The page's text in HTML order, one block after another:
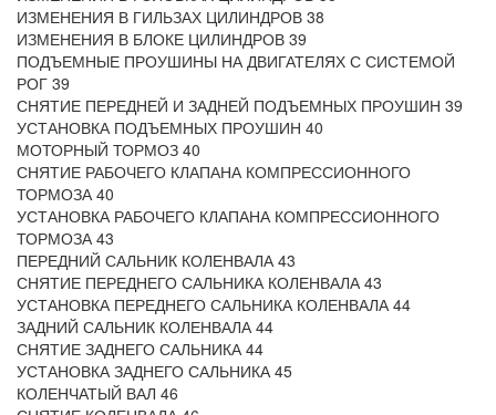
ИЗМЕНЕНИЯ В ГИЛЬЗАХ ЦИЛИНДРОВ 38
ИЗМЕНЕНИЯ В БЛОКЕ ЦИЛИНДРОВ 39
ПОДЪЕМНЫЕ ПРОУШИНЫ НА ДВИГАТЕЛЯХ С СИСТЕМОЙ
РОГ 39
СНЯТИЕ ПЕРЕДНЕЙ И ЗАДНЕЙ ПОДЪЕМНЫХ ПРОУШИН 39
УСТАНОВКА ПОДЪЕМНЫХ ПРОУШИН 40
МОТОРНЫЙ ТОРМОЗ 40
СНЯТИЕ РАБОЧЕГО КЛАПАНА КОМПРЕССИОННОГО
ТОРМОЗА 40
УСТАНОВКА РАБОЧЕГО КЛАПАНА КОМПРЕССИОННОГО
ТОРМОЗА 43
ПЕРЕДНИЙ САЛЬНИК КОЛЕНВАЛА 43
СНЯТИЕ ПЕРЕДНЕГО САЛЬНИКА КОЛЕНВАЛА 43
УСТАНОВКА ПЕРЕДНЕГО САЛЬНИКА КОЛЕНВАЛА 44
ЗАДНИЙ САЛЬНИК КОЛЕНВАЛА 44
СНЯТИЕ ЗАДНЕГО САЛЬНИКА 44
УСТАНОВКА ЗАДНЕГО САЛЬНИКА 45
КОЛЕНЧАТЫЙ ВАЛ 46